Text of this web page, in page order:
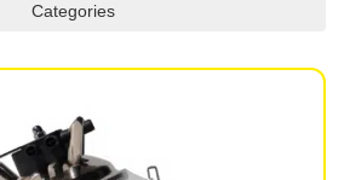
Categories